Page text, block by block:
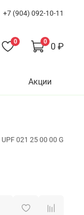
+7 (904) 092-10-11
0 0 0 ₽
Акции
UPF 021 25 00 00 G